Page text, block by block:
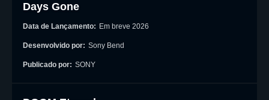
Days Gone
Data de Lançamento: Em breve 2026
Desenvolvido por: Sony Bend
Publicado por: SONY